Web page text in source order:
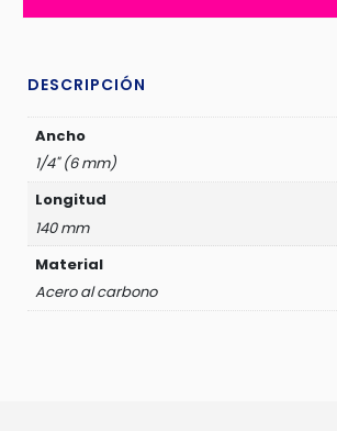
cantidad
DESCRIPCIÓN
Ancho
1/4" (6 mm)
Longitud
140 mm
Material
Acero al carbono